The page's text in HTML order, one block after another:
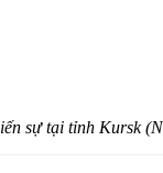
sự tại tỉnh Kursk